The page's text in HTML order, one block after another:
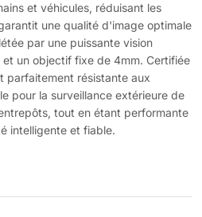
et véhicules, réduisant les
une qualité d'image optimale
par une puissante vision
et un objectif fixe de 4mm. Certifiée
parfaitement résistante aux
pour la surveillance extérieure de
tout en étant performante
intelligente et fiable.